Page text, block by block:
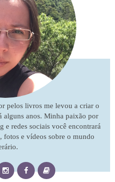
pelos livros me levou a criar o
alguns anos. Minha paixão por
e redes sociais você encontrará
fotos e vídeos sobre o mundo